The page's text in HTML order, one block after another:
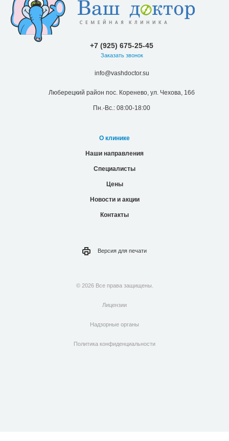
+7 (925) 675-25-45
Заказать звонок
info@vashdoctor.su
Люберецкий район пос. Коренево, ул. Чехова, 16б
Пн.-Вс.: 08:00-18:00
О клинике
Наши направления
Специалисты
Цены
Новости и акции
Контакты
Версия для печати
© 2026 Все права защищены.
Лицензии
Надзорные органы
Политика конфиденциальности